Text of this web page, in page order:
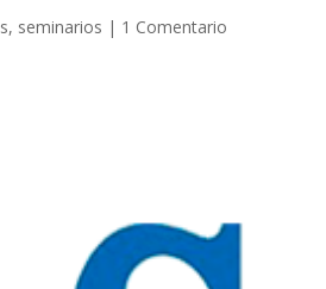
, seminarios | 1 Comentario